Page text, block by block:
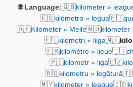
🌐 Language:🇬🇧kilometer »
🇪🇸kilómetro » legua🇵🇹
🇩🇪Kilometer » Meile🇳🇴kilometer
🇫🇮kilometri » liiga🇳🇱
🇫🇷kilomètre » lieue🇮🇹
🇵🇱kilometr » liga🇨🇿
🇷🇴kilometru » legătură
🇲🇾kilometer » league🇮🇩